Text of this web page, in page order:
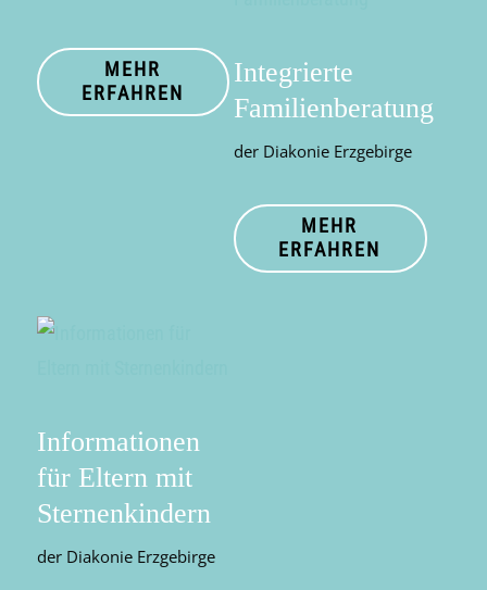
MEHR
ERFAHREN
Integrierte
Familienberatung
der Diakonie Erzgebirge
MEHR
ERFAHREN
Informationen
für Eltern mit
Sternenkindern
der Diakonie Erzgebirge